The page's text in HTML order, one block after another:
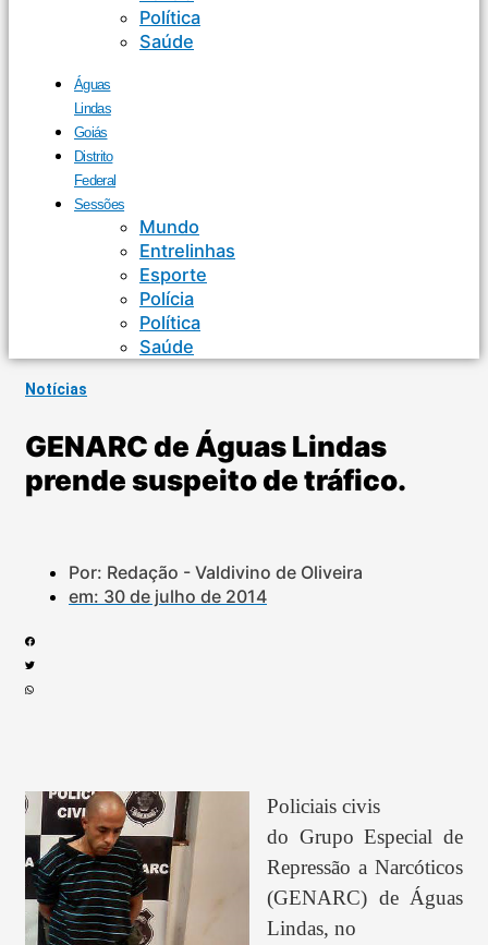
Política
Saúde
Águas
Lindas
Goiás
Distrito
Federal
Sessões
Mundo
Entrelinhas
Esporte
Polícia
Política
Saúde
Notícias
GENARC de Águas Lindas
prende suspeito de tráfico.
Por: Redação - Valdivino de Oliveira
em: 30 de julho de 2014
Policiais civis
do Grupo Especial de
Repressão a Narcóticos
(GENARC) de Águas
Lindas, no